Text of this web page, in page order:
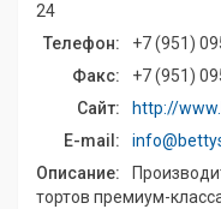
24
Телефон:
+7 (951)
Факс:
+7 (951)
Сайт:
http://
E-mail:
Описание:
тортов премиум-